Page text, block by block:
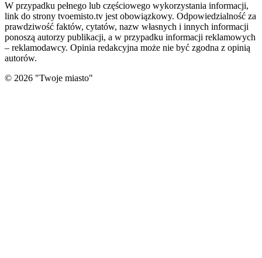
W przypadku pełnego lub częściowego wykorzystania informacji,
link do strony tvoemisto.tv jest obowiązkowy. Odpowiedzialność za
prawdziwość faktów, cytatów, nazw własnych i innych informacji
ponoszą autorzy publikacji, a w przypadku informacji reklamowych
– reklamodawcy. Opinia redakcyjna może nie być zgodna z opinią
autorów.
© 2026 "Twoje miasto"